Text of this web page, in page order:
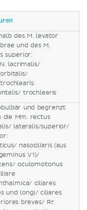
des M. levator
und des M.
superior:
lacrimalis/
trochlearis
und begrenzt
die Mm. rectus
lateralis/superior/
nasociliaris (aus
V1)/
oculomotorius
ciliares
und longi/ ciliares
breves/ Rr.